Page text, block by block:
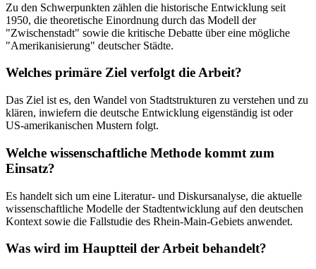
Zu den Schwerpunkten zählen die historische Entwicklung seit
1950, die theoretische Einordnung durch das Modell der
"Zwischenstadt" sowie die kritische Debatte über eine mögliche
"Amerikanisierung" deutscher Städte.
Welches primäre Ziel verfolgt die Arbeit?
Das Ziel ist es, den Wandel von Stadtstrukturen zu verstehen und zu
klären, inwiefern die deutsche Entwicklung eigenständig ist oder
US-amerikanischen Mustern folgt.
Welche wissenschaftliche Methode kommt zum
Einsatz?
Es handelt sich um eine Literatur- und Diskursanalyse, die aktuelle
wissenschaftliche Modelle der Stadtentwicklung auf den deutschen
Kontext sowie die Fallstudie des Rhein-Main-Gebiets anwendet.
Was wird im Hauptteil der Arbeit behandelt?